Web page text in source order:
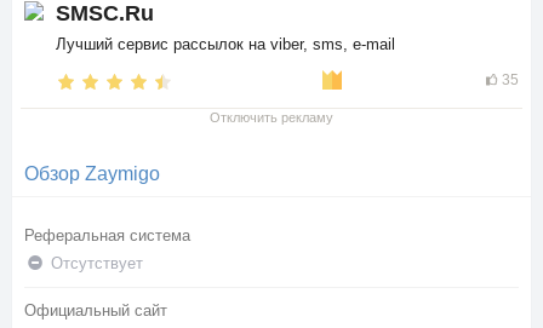
SMSC.Ru
Лучший сервис рассылок на viber, sms, e-mail
35
Отключить рекламу
Обзор Zaymigo
Реферальная система
Отсутствует
Официальный сайт